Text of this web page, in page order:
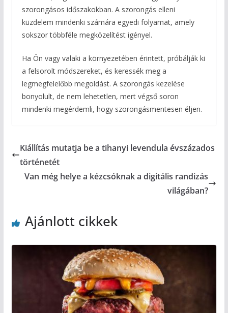
szorongásos időszakokban. A szorongás elleni
küzdelem mindenki számára egyedi folyamat, amely
sokszor többféle megközelítést igényel.
Ha Ön vagy valaki a környezetében érintett, próbálják ki
a felsorolt módszereket, és keressék meg a
legmegfelelőbb megoldást. A szorongás kezelése
bonyolult, de nem lehetetlen, mert végső soron
mindenki megérdemli, hogy szorongásmentesen éljen.
Kiállítás mutatja be a tihanyi levendula évszázados
történetét
Van még helye a kézcsóknak a digitális randizás
világában?
Ajánlott cikkek